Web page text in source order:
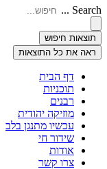
Search ...
תוצאות חיפוש
ראה את כל התוצאות
דף הבית
תוכניות
רבנים
מוזיקה יהודית
עכשיו מתנגן בלב
שידור חי
אודות
צרו קשר